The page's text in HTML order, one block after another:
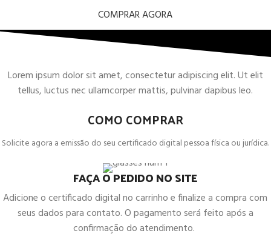
COMPRAR AGORA
Lorem ipsum dolor sit amet, consectetur adipiscing elit. Ut elit
tellus, luctus nec ullamcorper mattis, pulvinar dapibus leo.
COMO COMPRAR
Solicite agora a emissão do seu certificado digital pessoa física ou jurídica.
FAÇA O PEDIDO NO SITE
Adicione o certificado digital no carrinho e finalize a compra com
seus dados para contato. O pagamento será feito após a
confirmação do atendimento.